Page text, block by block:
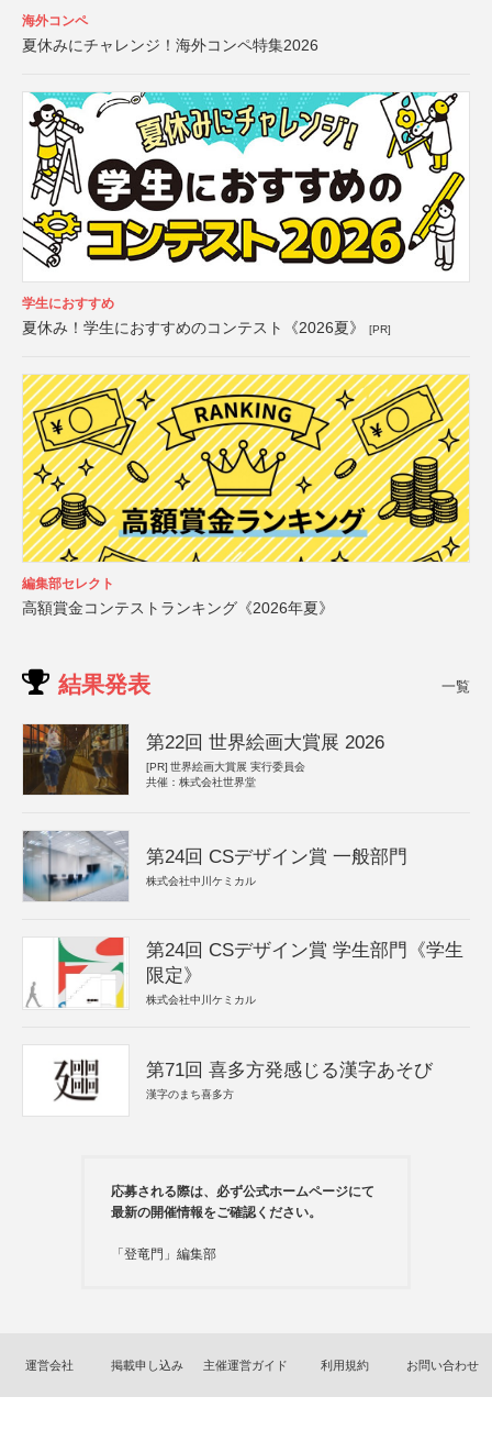
海外コンペ
夏休みにチャレンジ！海外コンペ特集2026
学生におすすめ
夏休み！学生におすすめのコンテスト《2026夏》 [PR]
編集部セレクト
高額賞金コンテストランキング《2026年夏》
結果発表 一覧
第22回 世界絵画大賞展 2026
[PR] 世界絵画大賞展 実行委員会
共催：株式会社世界堂
第24回 CSデザイン賞 一般部門
株式会社中川ケミカル
第24回 CSデザイン賞 学生部門《学生
限定》
株式会社中川ケミカル
第71回 喜多方発感じる漢字あそび
漢字のまち喜多方
応募される際は、必ず公式ホームページにて
最新の開催情報をご確認ください。
「登竜門」編集部
運営会社 掲載申し込み 主催運営ガイド 利用規約 お問い合わせ